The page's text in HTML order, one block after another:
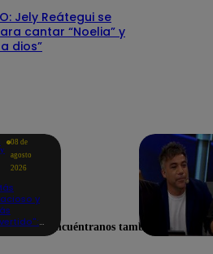
Jely Reátegui se
cantar “Noelia” y
dios”
08 de
agosto
2026
y
Encuéntranos también en